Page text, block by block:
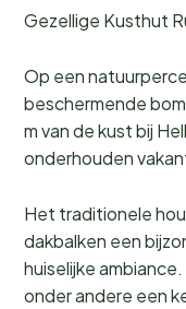
Gezellige Kusthut
Op een
beschermende
m van de kust bij
onderhouden
Het traditionele
dakbalken een
huiselijke
onder andere een